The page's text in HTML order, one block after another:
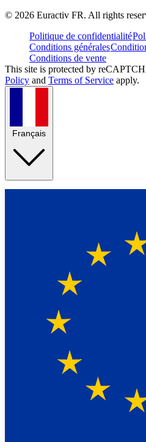
© 2026 Euractiv FR. All rights
Politique de confidentialité
Conditions générales
Conditions de vente
This site is protected by
Policy and Terms of Service apply.
Français